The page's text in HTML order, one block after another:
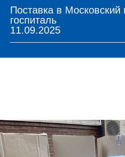
Поставка в Московский
госпиталь
11.09.2025